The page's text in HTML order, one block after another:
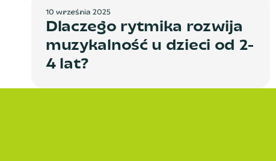
10 września 2025
Dlaczego rytmika rozwija
muzykalność u dzieci od 2-
4 lat?